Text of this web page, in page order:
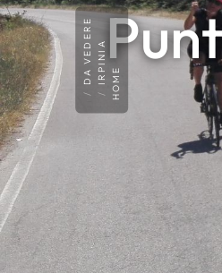
HOME
IRPINIA
DA VEDERE